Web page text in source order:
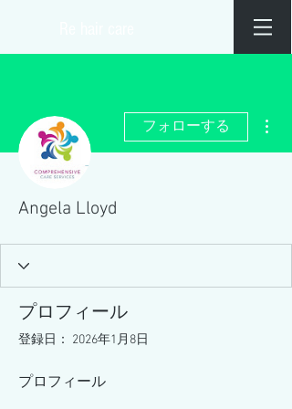
フォローする
Angela Lloyd
プロフィール
登録日： 2026年1月8日
プロフィール